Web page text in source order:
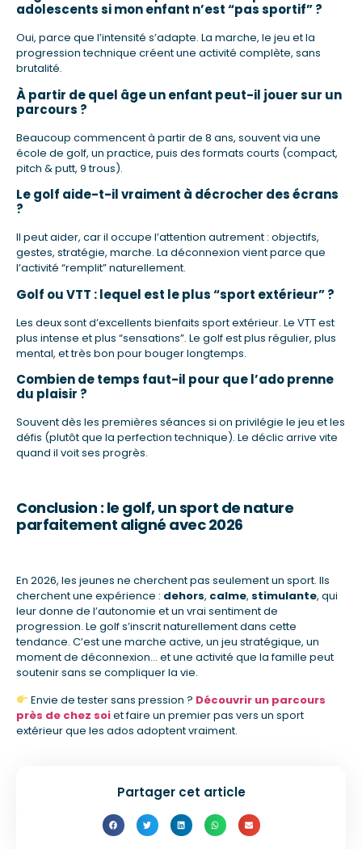
adolescents si mon enfant n’est “pas sportif” ?
Oui, parce que l’intensité s’adapte. La marche, le jeu et la
progression technique créent une activité complète, sans
brutalité.
À partir de quel âge un enfant peut-il jouer sur un
parcours ?
Beaucoup commencent à partir de 8 ans, souvent via une
école de golf, un practice, puis des formats courts (compact,
pitch & putt, 9 trous).
Le golf aide-t-il vraiment à décrocher des écrans
?
Il peut aider, car il occupe l’attention autrement : objectifs,
gestes, stratégie, marche. La déconnexion vient parce que
l’activité “remplit” naturellement.
Golf ou VTT : lequel est le plus “sport extérieur” ?
Les deux sont d’excellents bienfaits sport extérieur. Le VTT est
plus intense et plus “sensations”. Le golf est plus régulier, plus
mental, et très bon pour bouger longtemps.
Combien de temps faut-il pour que l’ado prenne
du plaisir ?
Souvent dès les premières séances si on privilégie le jeu et les
défis (plutôt que la perfection technique). Le déclic arrive vite
quand il voit ses progrès.
Conclusion : le golf, un sport de nature
parfaitement aligné avec 2026
En 2026, les jeunes ne cherchent pas seulement un sport. Ils
cherchent une expérience : dehors, calme, stimulante, qui
leur donne de l’autonomie et un vrai sentiment de
progression. Le golf s’inscrit naturellement dans cette
tendance. C’est une marche active, un jeu stratégique, un
moment de déconnexion… et une activité que la famille peut
soutenir sans se compliquer la vie.
Envie de tester sans pression ? Découvrir un parcours
près de chez soiet faire un premier pas vers un sport
extérieur que les ados adoptent vraiment.
Partager cet article